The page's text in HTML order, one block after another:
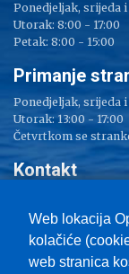
Web lokacija
kolačiće
web stranica
Ponedjeljak, srijeda
Utorak: 8:00 - 17:00
Petak: 8:00 - 15:00
Primanje
Ponedjeljak, srijeda
Utorak: 13:00 - 17:00
Četvrtkom se
Kontakt
Tel: 051/ 209 000
Fax: 051/ 289 400
E-mail: